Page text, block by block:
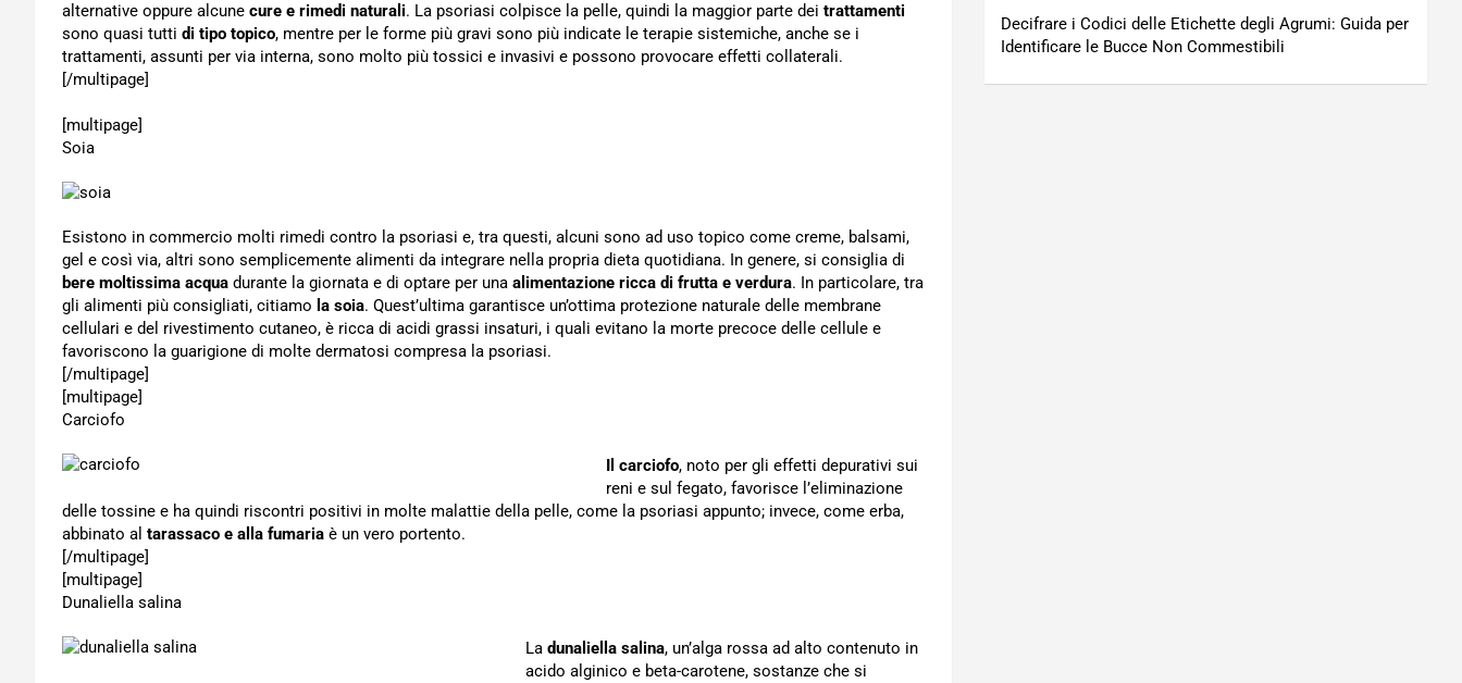
alternative oppure alcune cure e rimedi naturali. La psoriasi colpisce la pelle, quindi la maggior parte dei trattamenti
sono quasi tutti di tipo topico, mentre per le forme più gravi sono più indicate le terapie sistemiche, anche se i
trattamenti, assunti per via interna, sono molto più tossici e invasivi e possono provocare effetti collaterali.
[/multipage]
[multipage]
Soia
Esistono in commercio molti rimedi contro la psoriasi e, tra questi, alcuni sono ad uso topico come creme, balsami,
gel e così via, altri sono semplicemente alimenti da integrare nella propria dieta quotidiana. In genere, si consiglia di
bere moltissima acqua durante la giornata e di optare per una alimentazione ricca di frutta e verdura. In particolare, tra
gli alimenti più consigliati, citiamo la soia. Quest’ultima garantisce un’ottima protezione naturale delle membrane
cellulari e del rivestimento cutaneo, è ricca di acidi grassi insaturi, i quali evitano la morte precoce delle cellule e
favoriscono la guarigione di molte dermatosi compresa la psoriasi.
[/multipage]
[multipage]
Carciofo
Il carciofo, noto per gli effetti depurativi sui
reni e sul fegato, favorisce l’eliminazione
delle tossine e ha quindi riscontri positivi in molte malattie della pelle, come la psoriasi appunto; invece, come erba,
abbinato al tarassaco e alla fumaria è un vero portento.
[/multipage]
[multipage]
Dunaliella salina
La dunaliella salina, un’alga rossa ad alto contenuto in
acido alginico e beta-carotene, sostanze che si
Decifrare i Codici delle Etichette degli Agrumi: Guida per
Identificare le Bucce Non Commestibili